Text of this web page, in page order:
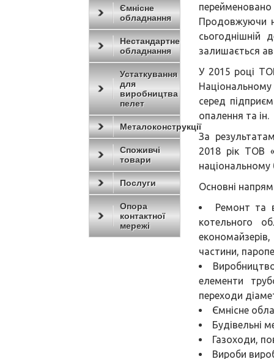
Ємнісне
обладнання
Нестандартне
обладнання
Устаткування
для
виробництва
пелет
Металоконструкції
Споживчі
товари
Послуги
Опора
контактної
мережі
Продовжуючи
сьогоднішній
залишається
У 2015 році
Національному
серед
опалення та ін.
За
2018 рік ТОВ
національному
Основні
Ремонт та
котельного
частини,
елементи
переходи
Ємнісне
Будівельні
Газоходи,
Вироби